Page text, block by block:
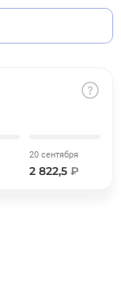
20 сентября
2 822,5 ₽